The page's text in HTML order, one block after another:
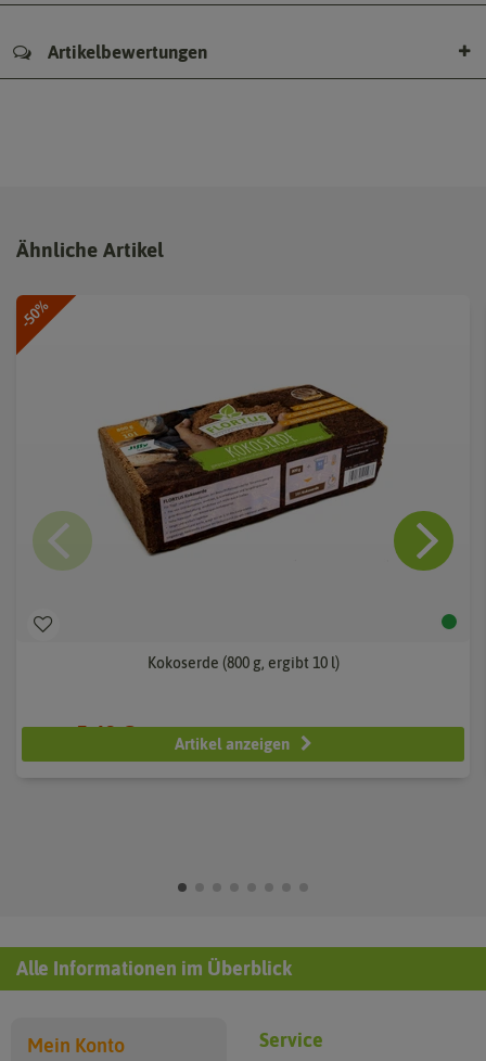
Artikelbewertungen
Ähnliche Artikel
-50%
Kokoserde (800 g, ergibt 10 l)
5,48 € Artikel anzeigen
Alle Informationen im Überblick
Mein Konto Service